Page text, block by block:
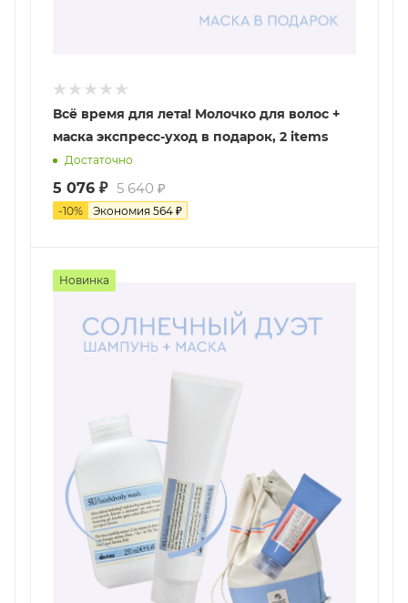
Всё время для лета! Молочко для волос +
маска экспресс-уход в подарок, 2 items
Достаточно
5 076 ₽ 5 640 ₽
-10% Экономия 564 ₽
Новинка